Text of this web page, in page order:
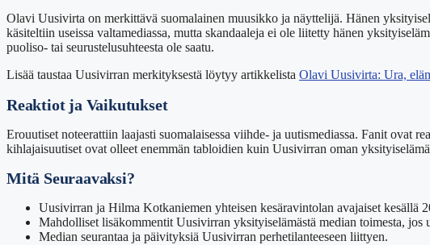
Olavi Uusivirta on merkittävä suomalainen muusikko ja näyttelijä. Hänen
käsiteltiin useissa valtamediassa, mutta skandaaleja ei ole liitetty hänen
puoliso- tai seurustelusuhteesta ole saatu.
Lisää taustaa Uusivirran merkityksestä löytyy artikkelista Olavi Uusivirta: Ura,
Reaktiot ja Vaikutukset
Erouutiset noteerattiin laajasti suomalaisessa viihde- ja uutismediassa. Fanit ovat
kihlajaisuutiset ovat olleet enemmän tabloidien kuin Uusivirran oman
Mitä Seuraavaksi?
Uusivirran ja Hilma Kotkaniemen yhteisen kesäravintolan avajaiset kesällä
Mahdolliset lisäkommentit Uusivirran yksityiselämästä median toimesta, jos
Median seurantaa ja päivityksiä Uusivirran perhetilanteeseen liittyen.